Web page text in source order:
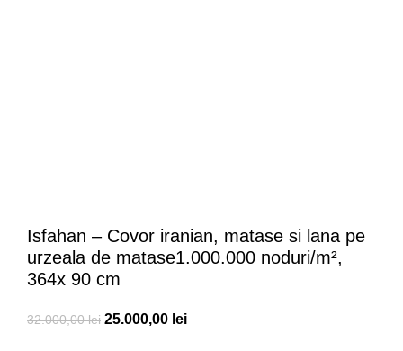
Isfahan – Covor iranian, matase si lana pe
urzeala de matase1.000.000 noduri/m²,
364x 90 cm
32.000,00lei 25.000,00 lei